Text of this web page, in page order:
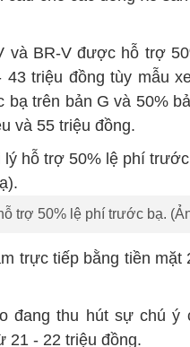
và BR-V được hỗ trợ
triệu đồng tùy mẫu
trên bản G và 50%
và 55 triệu đồng.
trợ 50% lệ phí trước bạ.
trực tiếp bằng tiền mặt
đang thu hút sự chú ý
21 - 22 triệu đồng.